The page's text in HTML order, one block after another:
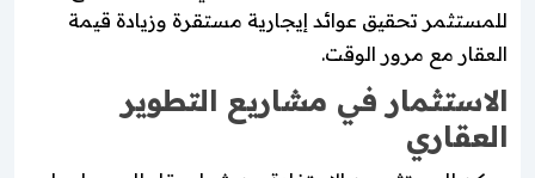
للمستثمر تحقيق عوائد إيجارية مستقرة وزيادة قيمة
العقار مع مرور الوقت.
الاستثمار في مشاريع التطوير
العقاري